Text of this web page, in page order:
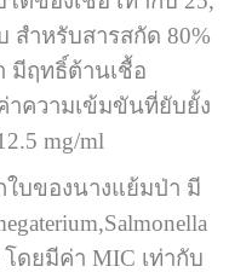
สำหรับสารสกัด 80%
มีฤทธิ์ต้านเชื้อ
าความเข้มขันที่ยับยั้ง
mg/ml
ของนางแย้มป่า มี
โดยมีค่า MIC เท่ากับ